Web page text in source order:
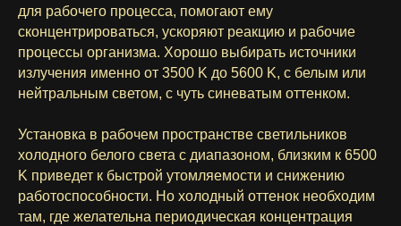
для рабочего процесса, помогают ему
сконцентрироваться, ускоряют реакцию и рабочие
процессы организма. Хорошо выбирать источники
излучения именно от 3500 K до 5600 K, с белым или
нейтральным светом, с чуть синеватым оттенком.
Установка в рабочем пространстве светильников
холодного белого света с диапазоном, близким к 6500
K приведет к быстрой утомляемости и снижению
работоспособности. Но холодный оттенок необходим
там, где желательна периодическая концентрация